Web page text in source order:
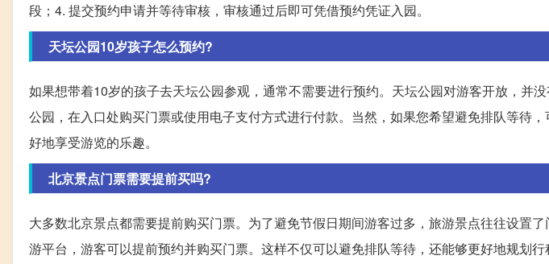
段；4. 提交预约申请并等待审核，审核通过后即可凭借预约凭证入园。
天坛公园10岁孩子怎么预约?
如果想带着10岁的孩子去天坛公园参观，通常不需要进行预约。天坛公园对游客开放，并
公园，在入口处购买门票或使用电子支付方式进行付款。当然，如果您希望避免排队等待
好地享受游览的乐趣。
北京景点门票需要提前买吗?
大多数北京景点都需要提前购买门票。为了避免节假日期间游客过多，旅游景点往往设置
游平台，游客可以提前预约并购买门票。这样不仅可以避免排队等待，还能够更好地规划